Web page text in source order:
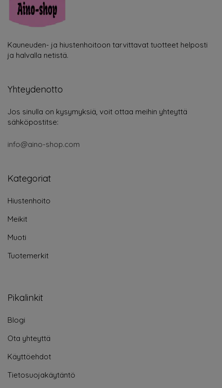
Kauneuden- ja hiustenhoitoon tarvittavat tuotteet helposti
ja halvalla netistä.
Yhteydenotto
Jos sinulla on kysymyksiä, voit ottaa meihin yhteyttä
sähköpostitse:
info@aino-shop.com
Kategoriat
Hiustenhoito
Meikit
Muoti
Tuotemerkit
Pikalinkit
Blogi
Ota yhteyttä
Käyttöehdot
Tietosuojakäytäntö